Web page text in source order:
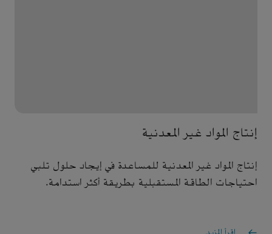
إنتاج المواد غير المعدنية
إنتاج المواد غير المعدنية للمساعدة في إيجاد حلول تلبي
احتياجات الطاقة المستقبلية بطريقة أكثر استدامة.